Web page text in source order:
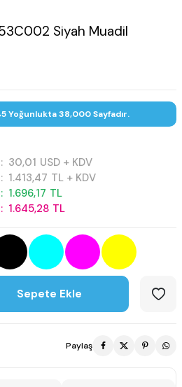
Siyah Muadil
Yoğunlukta 38,000 Sayfadır.
: 30,01 USD + KDV
: 1.413,47 TL + KDV
: 1.696,17 TL
: 1.645,28 TL
Sepete Ekle
Paylaş